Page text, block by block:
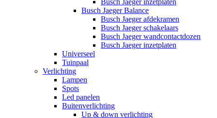
Busch Jaeger inzetplaten
Busch Jaeger Balance
Busch Jaeger afdekramen
Busch Jaeger schakelaars
Busch Jaeger wandcontactdozen
Busch Jaeger inzetplaten
Universeel
Tuinpaal
Verlichting
Lampen
Spots
Led panelen
Buitenverlichting
Up & down verlichting